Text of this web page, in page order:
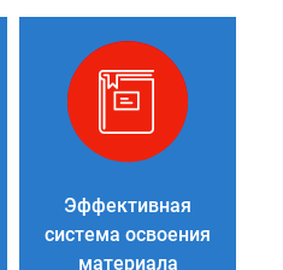
Эффективная
система освоения
материала